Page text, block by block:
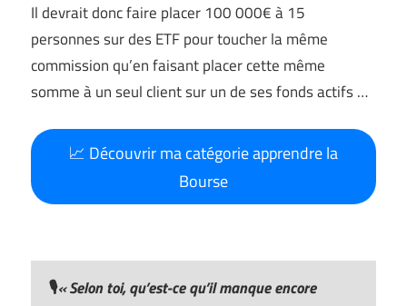
Il devrait donc faire placer 100 000€ à 15
personnes sur des ETF pour toucher la même
commission qu’en faisant placer cette même
somme à un seul client sur un de ses fonds actifs …
📈 Découvrir ma catégorie apprendre la
Bourse
🎙️« Selon toi, qu’est-ce qu’il manque encore